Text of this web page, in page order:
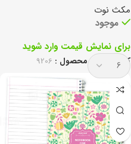
مکث نوت
موجود
برای نمایش قیمت وارد شوید
کد انحصاری محصول : 9206